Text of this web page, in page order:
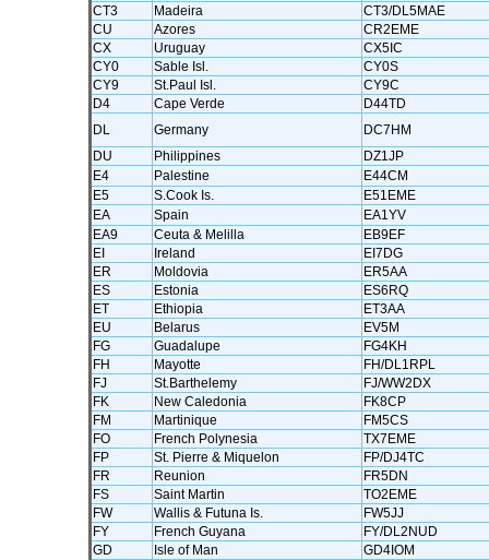
CT3
Madeira
CT3/DL5MAE
CU
Azores
CR2EME
CX
Uruguay
CX5IC
CY0
Sable Isl.
CY0S
CY9
St.Paul Isl.
CY9C
D4
Cape Verde
D44TD
DL
Germany
DC7HM
DU
Philippines
DZ1JP
E4
Palestine
E44CM
E5
S.Cook Is.
E51EME
EA
Spain
EA1YV
EA9
Ceuta & Melilla
EB9EF
EI
Ireland
EI7DG
ER
Moldovia
ER5AA
ES
Estonia
ES6RQ
ET
Ethiopia
ET3AA
EU
Belarus
EV5M
FG
Guadalupe
FG4KH
FH
Mayotte
FH/DL1RPL
FJ
St.Barthelemy
FJ/WW2DX
FK
New Caledonia
FK8CP
FM
Martinique
FM5CS
FO
French Polynesia
TX7EME
FP
St. Pierre & Miquelon
FP/DJ4TC
FR
Reunion
FR5DN
FS
Saint Martin
TO2EME
FW
Wallis & Futuna Is.
FW5JJ
FY
French Guyana
FY/DL2NUD
GD
Isle of Man
GD4IOM